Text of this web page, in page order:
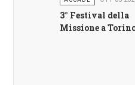
3° Festival della
Missione a